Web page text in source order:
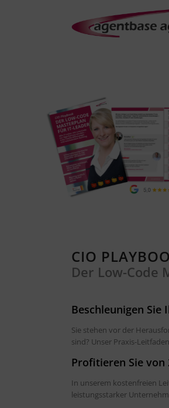
CIO
Der Low-Code
Beschleunigen
Sie stehen vor der
sind? Unser Praxis-
Profitieren Sie von
In unserem kostenfreien
leistungsstarker